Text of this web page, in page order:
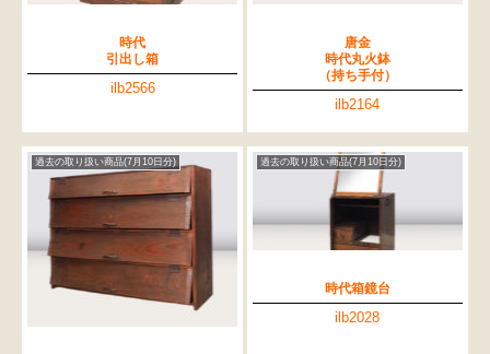
時代
引出し箱
ilb2566
唐金
時代丸火鉢
（持ち手付）
ilb2164
過去の取り扱い商品(7月10日分) 過去の取り扱い商品(7月10日分)
時代箱鏡台
ilb2028